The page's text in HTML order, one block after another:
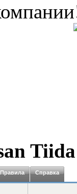
Tiida
Правила Справка